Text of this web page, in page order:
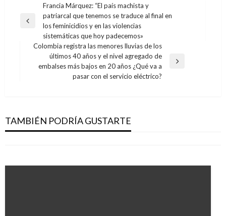
Navegación
de
entradas
Entrada
Francia Márquez: “El país machista y
patriarcal que tenemos se traduce al final en
los feminicidios y en las violencias
sistemáticas que hoy padecemos»
Entrada
Colombia registra las menores lluvias de los
últimos 40 años y el nivel agregado de
embalses más bajos en 20 años ¿Qué va a
pasar con el servicio eléctrico?
TAMBIÉN PODRÍA GUSTARTE
miércoles 9 de octubre en Colombia
Ariel Cabrera jueves octubre 10, 2019
un jardín infantil